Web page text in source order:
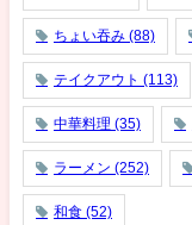
ちょい吞み (88)
テイクアウト (113)
中華料理 (35)
ラーメン (252)
和食 (52)